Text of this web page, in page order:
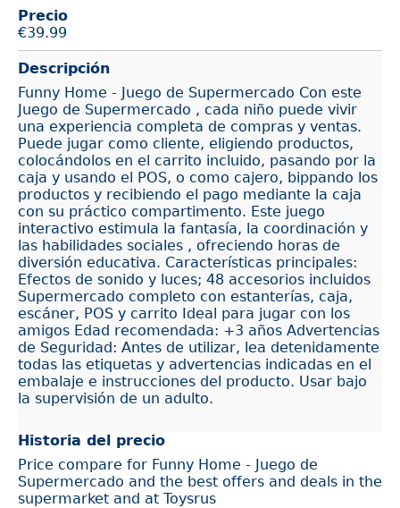
Precio
€39.99
Descripción
Funny Home - Juego de Supermercado Con este
Juego de Supermercado , cada niño puede vivir
una experiencia completa de compras y ventas.
Puede jugar como cliente, eligiendo productos,
colocándolos en el carrito incluido, pasando por la
caja y usando el POS, o como cajero, bippando los
productos y recibiendo el pago mediante la caja
con su práctico compartimento. Este juego
interactivo estimula la fantasía, la coordinación y
las habilidades sociales , ofreciendo horas de
diversión educativa. Características principales:
Efectos de sonido y luces; 48 accesorios incluidos
Supermercado completo con estanterías, caja,
escáner, POS y carrito Ideal para jugar con los
amigos Edad recomendada: +3 años Advertencias
de Seguridad: Antes de utilizar, lea detenidamente
todas las etiquetas y advertencias indicadas en el
embalaje e instrucciones del producto. Usar bajo
la supervisión de un adulto.
Historia del precio
Price compare for Funny Home - Juego de
Supermercado and the best offers and deals in the
supermarket and at Toysrus